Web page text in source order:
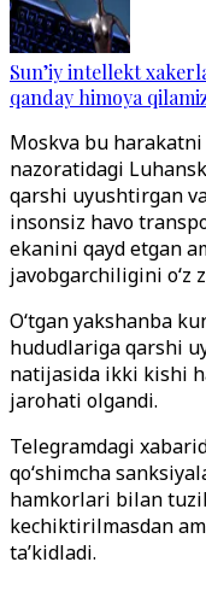
Sun’iy intellekt
qanday himoya
Moskva bu
nazoratidagi
qarshi uyushtirgan
insonsiz havo
ekanini qayd etgan
javobgarchiligini o‘z
O‘tgan yakshanba
hududlariga qarshi
natijasida ikki kishi
jarohati olgandi.
Telegramdagi
qo‘shimcha
hamkorlari bilan
kechiktirilmasdan
ta’kidladi.